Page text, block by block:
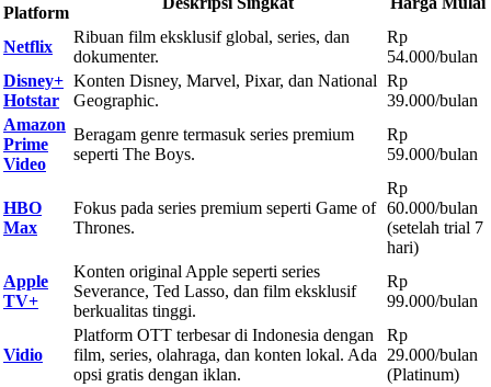
Platform
Netflix
Ribuan film eksklusif global, series, dan
dokumenter.
Rp
54.000/bulan
Disney+
Hotstar
Konten Disney, Marvel, Pixar, dan National
Geographic.
Rp
39.000/bulan
Amazon
Prime
Video
Beragam genre termasuk series premium
seperti The Boys.
Rp
59.000/bulan
HBO
Max
Fokus pada series premium seperti Game of
Thrones.
Rp
60.000/bulan
(setelah trial 7
hari)
Apple
TV+
Konten original Apple seperti series
Severance, Ted Lasso, dan film eksklusif
berkualitas tinggi.
Rp
99.000/bulan
Vidio
Platform OTT terbesar di Indonesia dengan
film, series, olahraga, dan konten lokal. Ada
opsi gratis dengan iklan.
Rp
29.000/bulan
(Platinum)